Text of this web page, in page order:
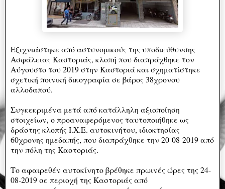
Εξιχνιάστηκε από αστυνομικούς της υποδιεύθυνσης
Ασφάλειας Καστοριάς, κλοπή που διαπράχθηκε τον
Αύγουστο του 2019 στην Καστοριά και σχηματίστηκε
σχετική ποινική δικογραφία σε βάρος 38χρονου
αλλοδαπού.
Συγκεκριμένα μετά από κατάλληλη αξιοποίηση
στοιχείων, ο προαναφερόμενος ταυτοποιήθηκε ως
δράστης κλοπής Ι.Χ.Ε. αυτοκινήτου, ιδιοκτησίας
60χρονης ημεδαπής, που διαπράχθηκε την 20-08-2019 από
την πόλη της Καστοριάς.
Το αφαιρεθέν αυτοκίνητο βρέθηκε πρωινές ώρες της 24-
08-2019 σε περιοχή της Καστοριάς από